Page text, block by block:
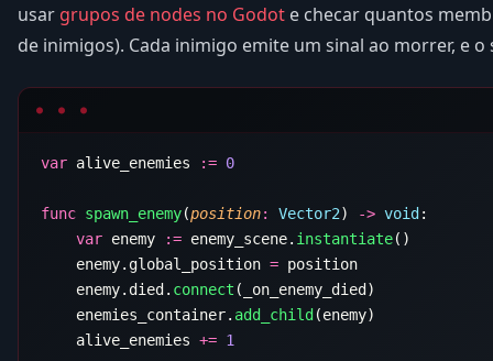
usar grupos de nodes no Godot e checar quantos
de inimigos). Cada inimigo emite um sinal ao morrer, e o
var alive_enemies :=
func spawn_enemy(position: Vector2) -> void
    var
enemy := enemy_scene. instantiate
    enemy.global_position
=
    enemy.died.
connect
    enemies_container.
add_child
    alive_enemies
+=